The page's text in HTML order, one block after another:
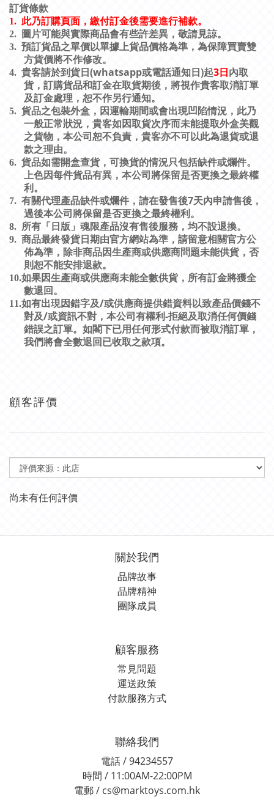
訂貨條款
1. 此乃訂購頁面，繳付訂金後需要進行補款。
2.
圖片可能與實際商品會有些許差異，敬請見諒。
3. 預訂貨品之單價以單據上貨品價格為準，為保障買賣雙
方貨價將不作修改。
4. 貴客請於到貨日 (whatsapp或電話通知日 )起3日內取
貨，訂購貨品和訂金在取貨期後，將視作貴客取消訂單
及訂金處理，恕不作另行通知。
5. 貨品之包裝外盒，因運輸期間或會出現凹陷情況，此乃
一般正常狀況，貴客如因取貨次序而未能提取外盒美觀
之貨物，本公司恕不負責，貴客亦不可以此為退貨或退
款之理由。
6. 貨品如需開盒查貨，可換貨的情況只包括缺件或爛件。
上色因每件貨品有異，本公司將保留是否更換之最終權
利。
7. 有關代理產品缺件或爛件，請在發售後7天內申請售後，
過後本公司將保留是否更換之最終權利。
8. 所有「日版」魂限產品沒有售後服務，均不設退換。
9. 商品最終發貨日期由官方網站為準，請留意相關官方公
佈為準，除非商品因生產商或供應商問題未能供貨，否
則恕不能安排退款。
10.如果因生產商或供應商未能全數供貨，所有訂金將獲全
數退回。
11.如有出現因錯字及/或供應商提供錯資料以致產品價錢不
對及/或資訊不對，本公司有權利-拒絕及取消任何價錢
錯誤之訂單。如閣下已用任何形式付款而被取消訂單，
我們將會全數退回已收取之款項。
顧客評價
尚未有任何評價
關於我們
品牌故事
品牌精神
團隊成員
顧客服務
常見問題
運送政策
付款服務方式
聯絡我們
電話 / 94234557
時間 / 11:00AM-22:00PM
電郵 / cs@marktoys.com.hk